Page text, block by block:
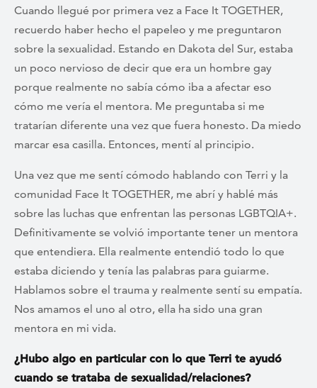
Cuando llegué por primera vez a Face It TOGETHER,
recuerdo haber hecho el papeleo y me preguntaron
sobre la sexualidad. Estando en Dakota del Sur, estaba
un poco nervioso de decir que era un hombre gay
porque realmente no sabía cómo iba a afectar eso
cómo me vería el mentora. Me preguntaba si me
tratarían diferente una vez que fuera honesto. Da miedo
marcar esa casilla. Entonces, mentí al principio.
Una vez que me sentí cómodo hablando con Terri y la
comunidad Face It TOGETHER, me abrí y hablé más
sobre las luchas que enfrentan las personas LGBTQIA+.
Definitivamente se volvió importante tener un mentora
que entendiera. Ella realmente entendió todo lo que
estaba diciendo y tenía las palabras para guiarme.
Hablamos sobre el trauma y realmente sentí su empatía.
Nos amamos el uno al otro, ella ha sido una gran
mentora en mi vida.
¿Hubo algo en particular con lo que Terri te ayudó
cuando se trataba de sexualidad/relaciones?